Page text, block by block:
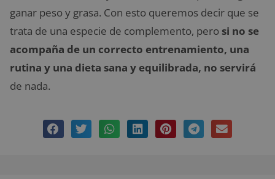
ganar peso y grasa. Con esto queremos decir que se
trata de una especie de complemento, pero si no se
acompaña de un correcto entrenamiento, una
rutina y una dieta sana y equilibrada, no servirá
de nada.